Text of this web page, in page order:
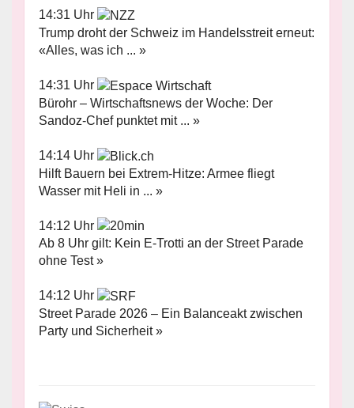
14:31 Uhr
Trump droht der Schweiz im Handelsstreit erneut:
«Alles, was ich ... »
14:31 Uhr
Bürohr – Wirtschaftsnews der Woche: Der
Sandoz-Chef punktet mit ... »
14:14 Uhr
Hilft Bauern bei Extrem-Hitze: Armee fliegt
Wasser mit Heli in ... »
14:12 Uhr
Ab 8 Uhr gilt: Kein E-Trotti an der Street Parade
ohne Test »
14:12 Uhr
Street Parade 2026 – Ein Balanceakt zwischen
Party und Sicherheit »